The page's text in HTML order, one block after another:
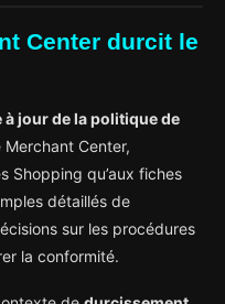
Center durcit le
à jour de la politique de
Merchant Center,
Shopping qu’aux fiches
détaillés de
sur les procédures
la conformité.